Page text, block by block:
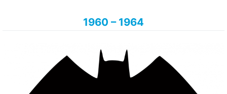
1960 – 1964